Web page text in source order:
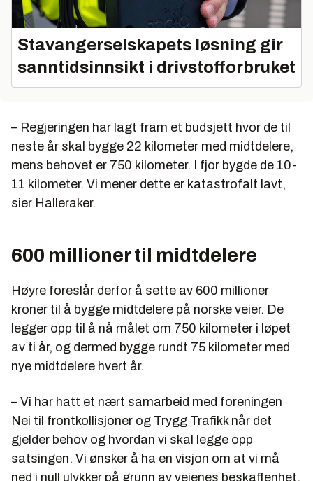
Stavangerselskapets løsning gir
sanntidsinnsikt i drivstofforbruket
– Regjeringen har lagt fram et budsjett hvor de til
neste år skal bygge 22 kilometer med midtdelere,
mens behovet er 750 kilometer. I fjor bygde de 10-
11 kilometer. Vi mener dette er katastrofalt lavt,
sier Halleraker.
600 millioner til midtdelere
Høyre foreslår derfor å sette av 600 millioner
kroner til å bygge midtdelere på norske veier. De
legger opp til å nå målet om 750 kilometer i løpet
av ti år, og dermed bygge rundt 75 kilometer med
nye midtdelere hvert år.
– Vi har hatt et nært samarbeid med foreningen
Nei til frontkollisjoner og Trygg Trafikk når det
gjelder behov og hvordan vi skal legge opp
satsingen. Vi ønsker å ha en visjon om at vi må
ned i null ulykker på grunn av veienes beskaffenhet,